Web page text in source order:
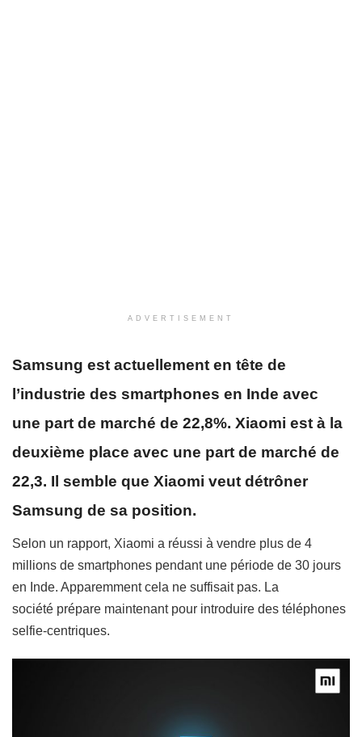
ADVERTISEMENT
Samsung est actuellement en tête de
l’industrie des smartphones en Inde avec
une part de marché de 22,8%. Xiaomi est à la
deuxième place avec une part de marché de
22,3. Il semble que Xiaomi veut détrôner
Samsung de sa position.
Selon un rapport, Xiaomi a réussi à vendre plus de 4
millions de smartphones pendant une période de 30 jours
en Inde. Apparemment cela ne suffisait pas. La
société prépare maintenant pour introduire des téléphones
selfie-centriques.